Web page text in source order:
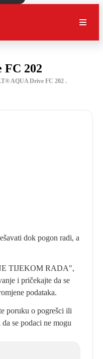
202
AQUA Drive FC 202 .
dok pogon radi, a
TIJEKOM RADA",
i pričekajte da se
podataka.
poruku o pogrešci ili
se podaci ne mogu